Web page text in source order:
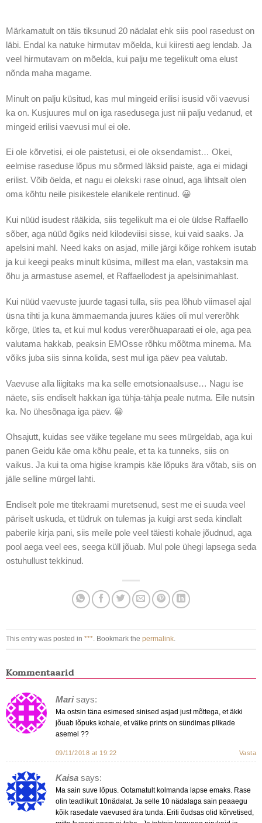
Märkamatult on täis tiksunud 20 nädalat ehk siis pool rasedust on
läbi. Endal ka natuke hirmutav mõelda, kui kiiresti aeg lendab. Ja
veel hirmutavam on mõelda, kui palju me tegelikult oma elust
nõnda maha magame.
Minult on palju küsitud, kas mul mingeid erilisi isusid või vaevusi
ka on. Kusjuures mul on iga rasedusega just nii palju vedanud, et
mingeid erilisi vaevusi mul ei ole.
Ei ole kõrvetisi, ei ole paistetusi, ei ole oksendamist… Okei,
eelmise raseduse lõpus mu sõrmed läksid paiste, aga ei midagi
erilist. Võib öelda, et nagu ei olekski rase olnud, aga lihtsalt olen
oma kõhtu neile pisikestele elanikele rentinud. 😀
Kui nüüd isudest rääkida, siis tegelikult ma ei ole üldse Raffaello
sõber, aga nüüd õgiks neid kilodeviisi sisse, kui vaid saaks. Ja
apelsini mahl. Need kaks on asjad, mille järgi kõige rohkem isutab
ja kui keegi peaks minult küsima, millest ma elan, vastaksin ma
õhu ja armastuse asemel, et Raffaellodest ja apelsinimahlast.
Kui nüüd vaevuste juurde tagasi tulla, siis pea lõhub viimasel ajal
üsna tihti ja kuna ämmaemanda juures käies oli mul vererõhk
kõrge, ütles ta, et kui mul kodus vererõhuaparaati ei ole, aga pea
valutama hakkab, peaksin EMOsse rõhku mõõtma minema. Ma
võiks juba siis sinna kolida, sest mul iga päev pea valutab.
Vaevuse alla liigitaks ma ka selle emotsionaalsuse… Nagu ise
näete, siis endiselt hakkan iga tühja-tähja peale nutma. Eile nutsin
ka. No ühesõnaga iga päev. 😀
Ohsajutt, kuidas see väike tegelane mu sees mürgeldab, aga kui
panen Geidu käe oma kõhu peale, et ta ka tunneks, siis on
vaikus. Ja kui ta oma higise krampis käe lõpuks ära võtab, siis on
jälle selline mürgel lahti.
Endiselt pole me titekraami muretsenud, sest me ei suuda veel
päriselt uskuda, et tüdruk on tulemas ja kuigi arst seda kindlalt
paberile kirja pani, siis meile pole veel täiesti kohale jõudnud, aga
pool aega veel ees, seega küll jõuab. Mul pole ühegi lapsega seda
ostuhullust tekkinud.
This entry was posted in ***. Bookmark the permalink.
Kommentaarid
Mari says:
Ma ostsin täna esimesed sinised asjad just mõttega, et äkki
jõuab lõpuks kohale, et väike prints on sündimas plikade
asemel ??
09/11/2018 at 19:22 Vasta
Kaisa says:
Ma sain suve lõpus. Ootamatult kolmanda lapse emaks. Rase
olin teadlikult 10nädalat. Ja selle 10 nädalaga sain peaaegu
kõik rasedate vaevused ära tunda. Eriti õudsas olid kõrvetised,